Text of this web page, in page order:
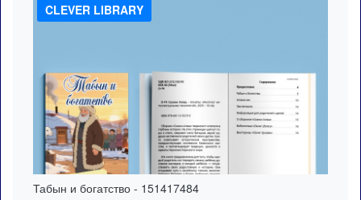
CLEVER LIBRARY
Табын и богатство - 151417484